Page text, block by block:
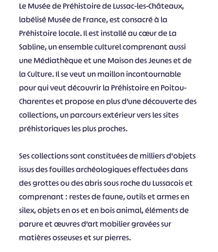
Le Musée de Préhistoire de Lussac-les-Châteaux,
labélisé Musée de France, est consacré à la
Préhistoire locale. Il est installé au cœur de La
Sabline, un ensemble culturel comprenant aussi
une Médiathèque et une Maison des Jeunes et de
la Culture. Il se veut un maillon incontournable
pour qui veut découvrir la Préhistoire en Poitou-
Charentes et propose en plus d’une découverte des
collections, un parcours extérieur vers les sites
préhistoriques les plus proches.
Ses collections sont constituées de milliers d'objets
issus des fouilles archéologiques effectuées dans
des grottes ou des abris sous roche du Lussacois et
comprenant : restes de faune, outils et armes en
silex, objets en os et en bois animal, éléments de
parure et œuvres d’art mobilier gravées sur
matières osseuses et sur pierres.